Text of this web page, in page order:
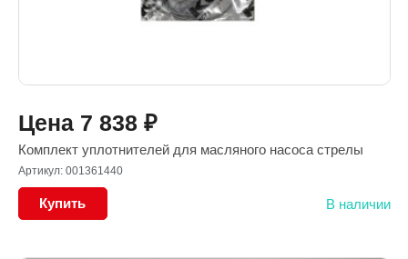
Цена 7 838 ₽
Комплект уплотнителей для масляного насоса стрелы
Артикул: 001361440
Купить В наличии